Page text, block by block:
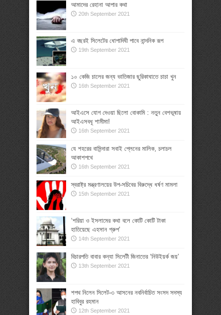
আমাদের রেহানা আপার কথা
20th September 2021
এ বছরই সিলেটের ধোপাদিঘী পাবে নান্দনিক রূপ
19th September 2021
১০ কেজি চালের জন্য ভাতিজার ছুরিকাঘাতে চাচা খুন
16th September 2021
আইএসে যোগ দেওয়া ছিলো বোকামি : নতুন বেশভূষায়
আইএসবধূ শামীমা!
16th September 2021
যে শহরের বাসিন্দারা সবাই প্লেনের মালিক, চলাচল
আকাশপথে
16th September 2021
স্বরাষ্ট্র মন্ত্রণালয়ের উপ-সচিবের বিরুদ্ধে ধর্ষণ মামলা
15th September 2021
‘শরিয়া ও ইসলামের কথা বলে কোটি কোটি টাকা
হাতিয়েছে এহসান গ্রুপ’
14th September 2021
বিচারপতি বাবার কন্যা সিলেটী জিনাতের ‘নিউইয়র্ক জয়’
13th September 2021
শপথ নিলেন সিলেট-৩ আসনের নবনির্বাচিত সংসদ সদস্য
হাবিবুর রহমান
12th September 2021